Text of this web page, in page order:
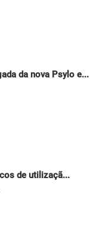
da nova Psylo e...
de utilizaçã...